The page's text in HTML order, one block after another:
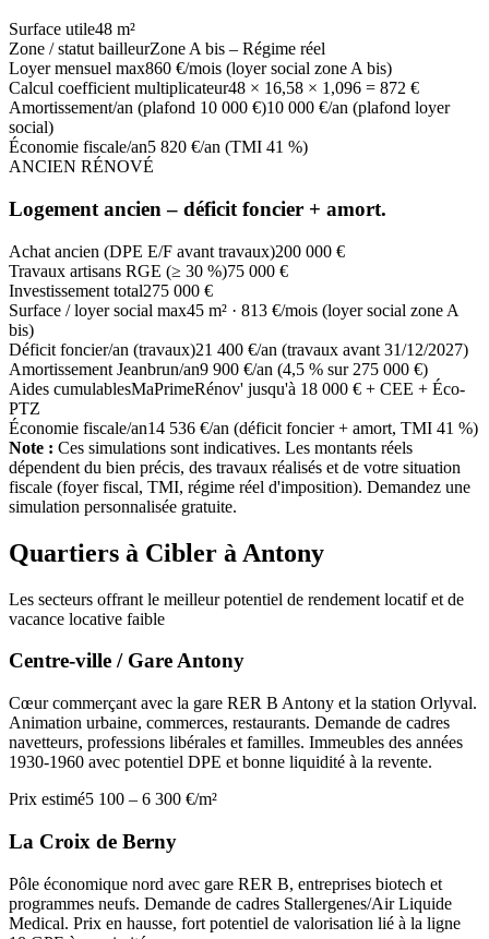
Surface utile48 m²
Zone / statut bailleurZone A bis – Régime réel
Loyer mensuel max860 €/mois (loyer social zone A bis)
Calcul coefficient multiplicateur48 × 16,58 × 1,096 = 872 €
Amortissement/an (plafond 10 000 €)10 000 €/an (plafond loyer
social)
Économie fiscale/an5 820 €/an (TMI 41 %)
ANCIEN RÉNOVÉ
Logement ancien – déficit foncier + amort.
Achat ancien (DPE E/F avant travaux)200 000 €
Travaux artisans RGE (≥ 30 %)75 000 €
Investissement total275 000 €
Surface / loyer social max45 m² · 813 €/mois (loyer social zone A
bis)
Déficit foncier/an (travaux)21 400 €/an (travaux avant 31/12/2027)
Amortissement Jeanbrun/an9 900 €/an (4,5 % sur 275 000 €)
Aides cumulablesMaPrimeRénov' jusqu'à 18 000 € + CEE + Éco-
PTZ
Économie fiscale/an14 536 €/an (déficit foncier + amort, TMI 41 %)
Note : Ces simulations sont indicatives. Les montants réels
dépendent du bien précis, des travaux réalisés et de votre situation
fiscale (foyer fiscal, TMI, régime réel d'imposition). Demandez une
simulation personnalisée gratuite.
Quartiers à Cibler à Antony
Les secteurs offrant le meilleur potentiel de rendement locatif et de
vacance locative faible
Centre-ville / Gare Antony
Cœur commerçant avec la gare RER B Antony et la station Orlyval.
Animation urbaine, commerces, restaurants. Demande de cadres
navetteurs, professions libérales et familles. Immeubles des années
1930-1960 avec potentiel DPE et bonne liquidité à la revente.
Prix estimé5 100 – 6 300 €/m²
La Croix de Berny
Pôle économique nord avec gare RER B, entreprises biotech et
programmes neufs. Demande de cadres Stallergenes/Air Liquide
Medical. Prix en hausse, fort potentiel de valorisation lié à la ligne